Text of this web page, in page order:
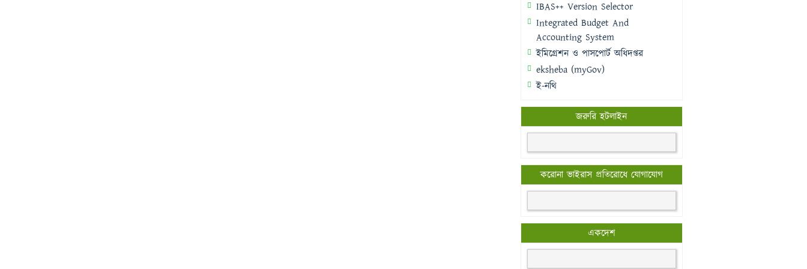
IBAS++ Version Selector
Integrated Budget And
Accounting System
ইমিগ্রেশন ও পাসপোর্ট অধিদপ্তর
eksheba (myGov)
ই-নথি
জরুরি হটলাইন
করোনা ভাইরাস প্রতিরোধে যোগাযোগ
একদেশ